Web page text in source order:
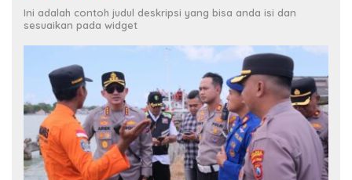
Ini adalah contoh judul deskripsi yang bisa anda isi dan
sesuaikan pada widget